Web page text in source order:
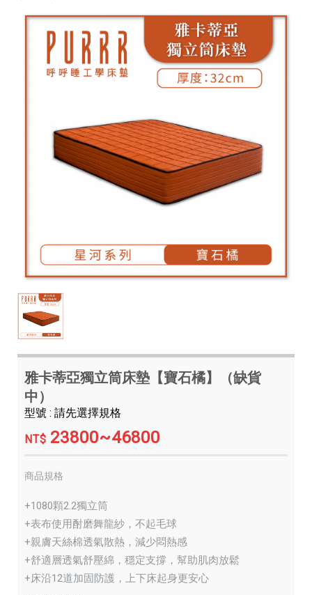
雅卡蒂亞獨立筒床墊【寶石橘】（缺貨
中）
型號 : 請先選擇規格
NT$ 23800~46800
商品規格
+1080顆2.2獨立筒
+表布使用酎磨舞龍紗，不起毛球
+親膚天絲棉透氣散熱，減少悶熱感
+舒適層透氣舒壓綿，穩定支撐，幫助肌肉放鬆
+床沿12道加固防護，上下床起身更安心